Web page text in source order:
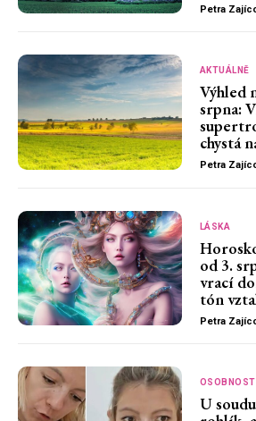
Petra
AKTUÁLNĚ
Výhled
srpna:
chystá
Petra
LÁSKA
od 3.
vrací
tón
Petra
OSOBNOSTI
U